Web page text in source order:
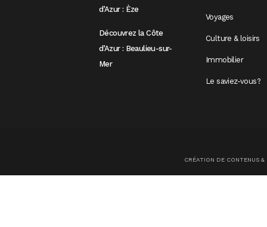
d’Azur : Èze
Découvrez la Côte
d’Azur : Beaulieu-sur-
Mer
Voyages
Culture & loisirs
Immobilier
Le saviez-vous?
CRÉATION DE CONTENUS